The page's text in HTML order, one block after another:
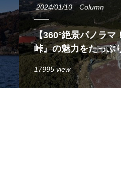
2024/01/10 Column
【360°絶景パノラマ
峠』の魅力をたっぷ
17995 view